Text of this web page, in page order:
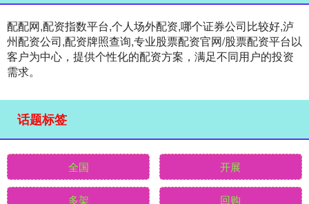
配配网,配资指数平台,个人场外配资,哪个证券公司比较好,泸
州配资公司,配资牌照查询,专业股票配资官网/股票配资平台以
客户为中心，提供个性化的配资方案，满足不同用户的投资
需求。
话题标签
全国 开展
多架 回购